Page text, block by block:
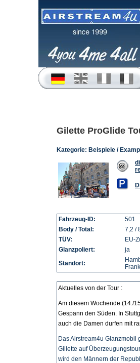
Gilette ProGlide
Kategorie: Beispiele /
Fahrzeug-ID:
501
Body / Total:
7,2 /
TÜV:
EU-
Glanzpoliert:
ja
Standort:
Aktuelles von der Tour :
Am diesem Wochende (14./
Gespann den Süden. In
auch die Damen durfen mit
Das Airstream4u Glanzmobil
Gillette auf
wird den Männern der